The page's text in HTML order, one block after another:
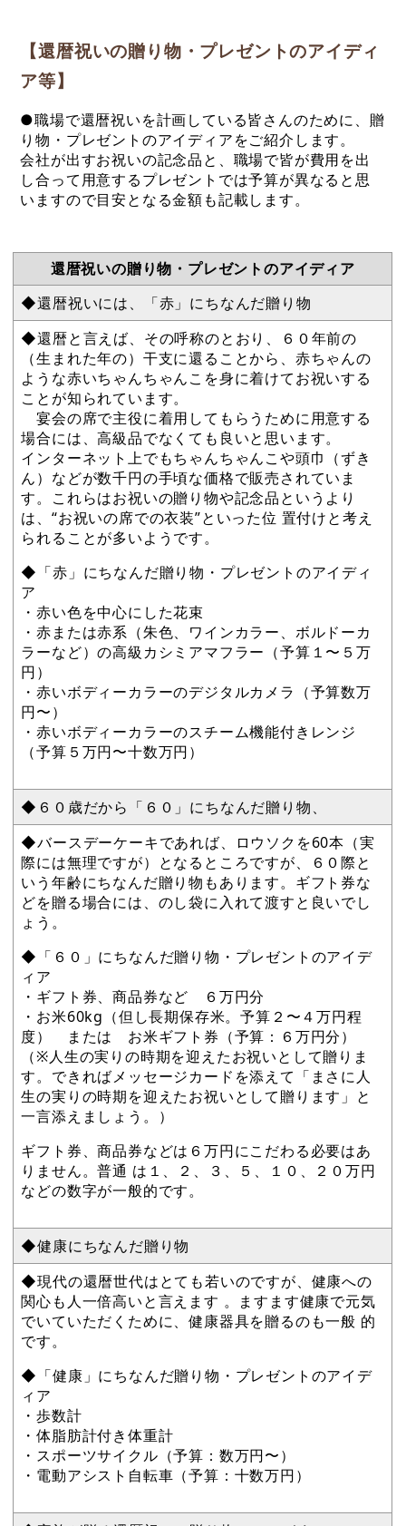
【還暦祝いの贈り物・プレゼントのアイディ
ア等】
●職場で還暦祝いを計画している皆さんのために、贈
り物・プレゼントのアイディアをご紹介します。
会社が出すお祝いの記念品と、職場で皆が費用を出
し合って用意するプレゼントでは予算が異なると思
いますので目安となる金額も記載します。
還暦祝いの贈り物・プレゼントのアイディア
◆還暦祝いには、「赤」にちなんだ贈り物
◆還暦と言えば、その呼称のとおり、６０年前の
（生まれた年の）干支に還ることから、赤ちゃんの
ような赤いちゃんちゃんこを身に着けてお祝いする
ことが知られています。
宴会の席で主役に着用してもらうために用意する
場合には、高級品でなくても良いと思います。
インターネット上でもちゃんちゃんこや頭巾（ずき
ん）などが数千円の手頃な価格で販売されていま
す。これらはお祝いの贈り物や記念品というより
は、“お祝いの席での衣装”といった位 置付けと考え
られることが多いようです。
◆「赤」にちなんだ贈り物・プレゼントのアイディ
ア
・赤い色を中心にした花束
・赤または赤系（朱色、ワインカラー、ボルドーカ
ラーなど）の高級カシミアマフラー（予算１〜５万
円）
・赤いボディーカラーのデジタルカメラ（予算数万
円〜）
・赤いボディーカラーのスチーム機能付きレンジ
（予算５万円〜十数万円）
◆６０歳だから「６０」にちなんだ贈り物、
◆バースデーケーキであれば、ロウソクを60本（実
際には無理ですが）となるところですが、６０際と
いう年齢にちなんだ贈り物もあります。ギフト券な
どを贈る場合には、のし袋に入れて渡すと良いでし
ょう。
◆「６０」にちなんだ贈り物・プレゼントのアイデ
ィア
・ギフト券、商品券など ６万円分
・お米60kg（但し長期保存米。予算２〜４万円程
度） または お米ギフト券（予算：６万円分）
（※人生の実りの時期を迎えたお祝いとして贈りま
す。できればメッセージカードを添えて「まさに人
生の実りの時期を迎えたお祝いとして贈ります」と
一言添えましょう。）
ギフト券、商品券などは６万円にこだわる必要はあ
りません。普通 は１、２、３、５、１０、２０万円
などの数字が一般的です。
◆健康にちなんだ贈り物
◆現代の還暦世代はとても若いのですが、健康への
関心も人一倍高いと言えます 。ますます健康で元気
でいていただくために、健康器具を贈るのも一般 的
です。
◆「健康」にちなんだ贈り物・プレゼントのアイデ
ィア
・歩数計
・体脂肪計付き体重計
・スポーツサイクル（予算：数万円〜）
・電動アシスト自転車（予算：十数万円）